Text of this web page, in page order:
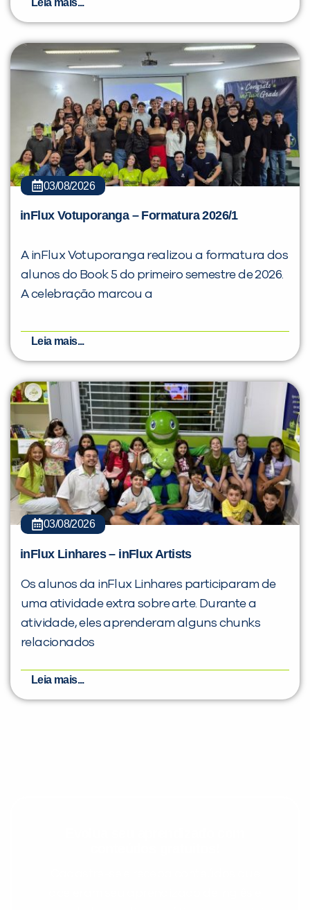
Leia mais...
03/08/2026
inFlux Votuporanga – Formatura 2026/1
A inFlux Votuporanga realizou a formatura dos
alunos do Book 5 do primeiro semestre de 2026.
A celebração marcou a
Leia mais...
03/08/2026
inFlux Linhares – inFlux Artists
Os alunos da inFlux Linhares participaram de
uma atividade extra sobre arte. Durante a
atividade, eles aprenderam alguns chunks
relacionados
Leia mais...